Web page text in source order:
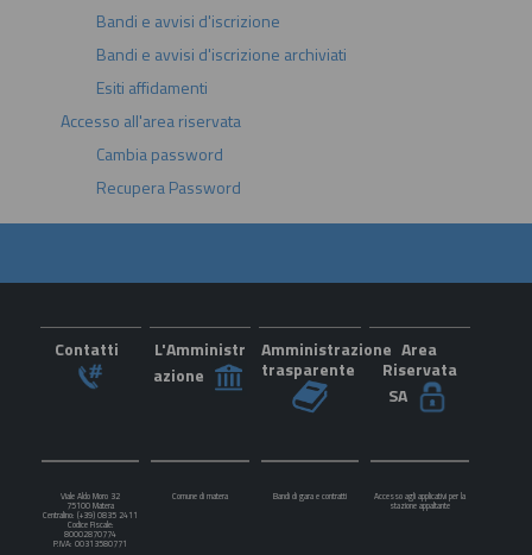
Bandi e avvisi d'iscrizione
Bandi e avvisi d'iscrizione archiviati
Esiti affidamenti
Accesso all'area riservata
Cambia password
Recupera Password
Contatti
L'Amministr
azione
Amministrazione
trasparente
Area
Riservata
SA
Viale Aldo Moro 32
75100 Matera
Centralino: (+39) 0835 2411
Codice Fiscale:
80002870774
P.IVA: 00313580771
Comune di matera Bandi di gara e contratti Accesso agli applicativi per la
stazione appaltante